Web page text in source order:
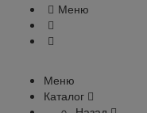
Меню
Меню
Каталог